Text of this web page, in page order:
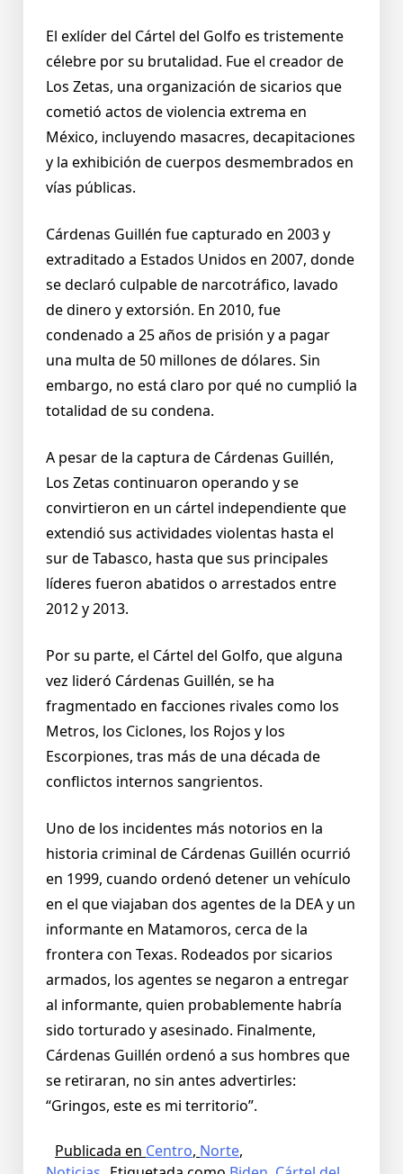
El exlíder del Cártel del Golfo es tristemente
célebre por su brutalidad. Fue el creador de
Los Zetas, una organización de sicarios que
cometió actos de violencia extrema en
México, incluyendo masacres, decapitaciones
y la exhibición de cuerpos desmembrados en
vías públicas.
Cárdenas Guillén fue capturado en 2003 y
extraditado a Estados Unidos en 2007, donde
se declaró culpable de narcotráfico, lavado
de dinero y extorsión. En 2010, fue
condenado a 25 años de prisión y a pagar
una multa de 50 millones de dólares. Sin
embargo, no está claro por qué no cumplió la
totalidad de su condena.
A pesar de la captura de Cárdenas Guillén,
Los Zetas continuaron operando y se
convirtieron en un cártel independiente que
extendió sus actividades violentas hasta el
sur de Tabasco, hasta que sus principales
líderes fueron abatidos o arrestados entre
2012 y 2013.
Por su parte, el Cártel del Golfo, que alguna
vez lideró Cárdenas Guillén, se ha
fragmentado en facciones rivales como los
Metros, los Ciclones, los Rojos y los
Escorpiones, tras más de una década de
conflictos internos sangrientos.
Uno de los incidentes más notorios en la
historia criminal de Cárdenas Guillén ocurrió
en 1999, cuando ordenó detener un vehículo
en el que viajaban dos agentes de la DEA y un
informante en Matamoros, cerca de la
frontera con Texas. Rodeados por sicarios
armados, los agentes se negaron a entregar
al informante, quien probablemente habría
sido torturado y asesinado. Finalmente,
Cárdenas Guillén ordenó a sus hombres que
se retiraran, no sin antes advertirles:
“Gringos, este es mi territorio”.
Publicada en Centro, Norte,